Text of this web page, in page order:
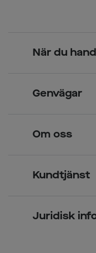
När du
Över 70
Genvägar
Kontaktlinser
Om oss
Kundtjänst
Juridisk